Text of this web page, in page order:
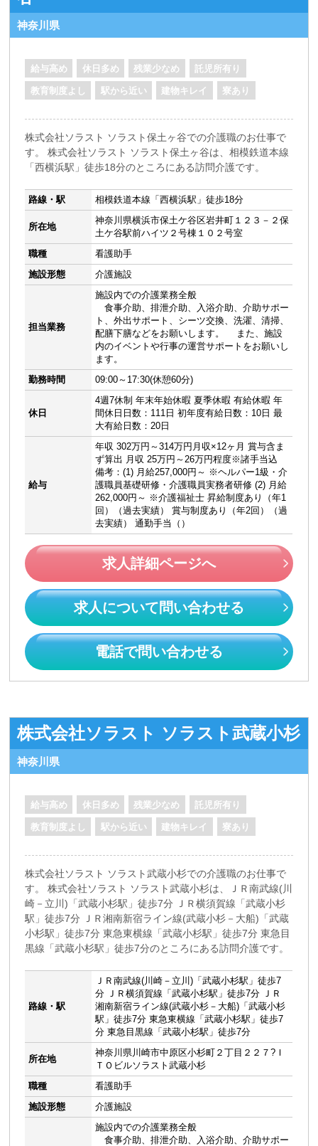
神奈川県
給与高め 休日多め 残業少なめ 託児所有り
教育制度よし 駅から近い 建物キレイ 寮あり
株式会社ソラスト ソラスト保土ヶ谷での介護職のお仕事で
す。 株式会社ソラスト ソラスト保土ヶ谷は、相模鉄道本線
「西横浜駅」徒歩18分のところにある訪問介護です。
路線・駅 相模鉄道本線「西横浜駅」徒歩18分
所在地
神奈川県横浜市保土ケ谷区岩井町１２３－２保
土ケ谷駅前ハイツ２号棟１０２号室
職種
看護助手
施設形態
介護施設
担当業務
施設内での介護業務全般
食事介助、排泄介助、入浴介助、介助サポー
ト、外出サポート、シーツ交換、洗濯、清掃、
配膳下膳などをお願いします。 また、施設
内のイベントや行事の運営サポートをお願いし
ます。
勤務時間
09:00～17:30(休憩60分)
休日
4週7休制 年末年始休暇 夏季休暇 有給休暇 年
間休日日数：111日 初年度有給日数：10日 最
大有給日数：20日
給与
年収 302万円～314万円月収×12ヶ月 賞与含ま
ず算出 月収 25万円～26万円程度※諸手当込
備考：(1) 月給257,000円～ ※ヘルパー1級・介
護職員基礎研修・介護職員実務者研修 (2) 月給
262,000円～ ※介護福祉士 昇給制度あり（年1
回）（過去実績） 賞与制度あり（年2回）（過
去実績） 通勤手当（）
求人詳細ページへ
求人について問い合わせる
電話で問い合わせる
株式会社ソラスト ソラスト武蔵小杉
神奈川県
給与高め 休日多め 残業少なめ 託児所有り
教育制度よし 駅から近い 建物キレイ 寮あり
株式会社ソラスト ソラスト武蔵小杉での介護職のお仕事で
す。 株式会社ソラスト ソラスト武蔵小杉は、ＪＲ南武線(川
崎－立川)「武蔵小杉駅」徒歩7分 ＪＲ横須賀線「武蔵小杉
駅」徒歩7分 ＪＲ湘南新宿ライン線(武蔵小杉－大船)「武蔵
小杉駅」徒歩7分 東急東横線「武蔵小杉駅」徒歩7分 東急目
黒線「武蔵小杉駅」徒歩7分のところにある訪問介護です。
路線・駅
ＪＲ南武線(川崎－立川)「武蔵小杉駅」徒歩7
分 ＪＲ横須賀線「武蔵小杉駅」徒歩7分 ＪＲ
湘南新宿ライン線(武蔵小杉－大船)「武蔵小杉
駅」徒歩7分 東急東横線「武蔵小杉駅」徒歩7
分 東急目黒線「武蔵小杉駅」徒歩7分
所在地
神奈川県川崎市中原区小杉町２丁目２２７?Ｉ
ＴＯビルソラスト武蔵小杉
職種
看護助手
施設形態
介護施設
施設内での介護業務全般
食事介助、排泄介助、入浴介助、介助サポー